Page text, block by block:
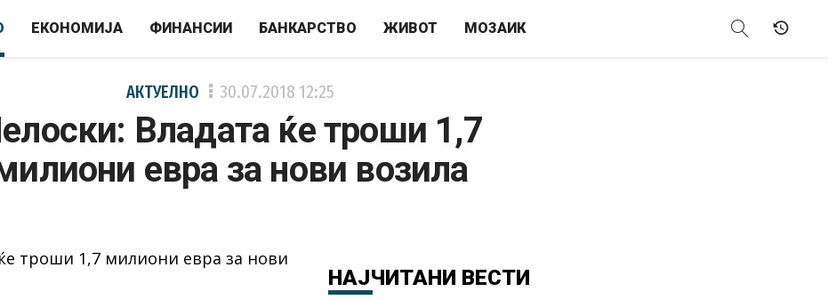
ЕКОНОМИЈА ФИНАНСИИ БАНКАРСТВО ЖИВОТ МОЗАИК
АКТУЕЛНО 30.07.2018 12:25
Владата ќе троши 1,7
евра за нови возила
НАЈЧИТАНИ ВЕСТИ